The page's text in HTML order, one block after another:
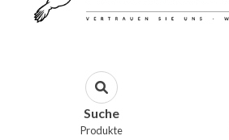
Suche
Produkte